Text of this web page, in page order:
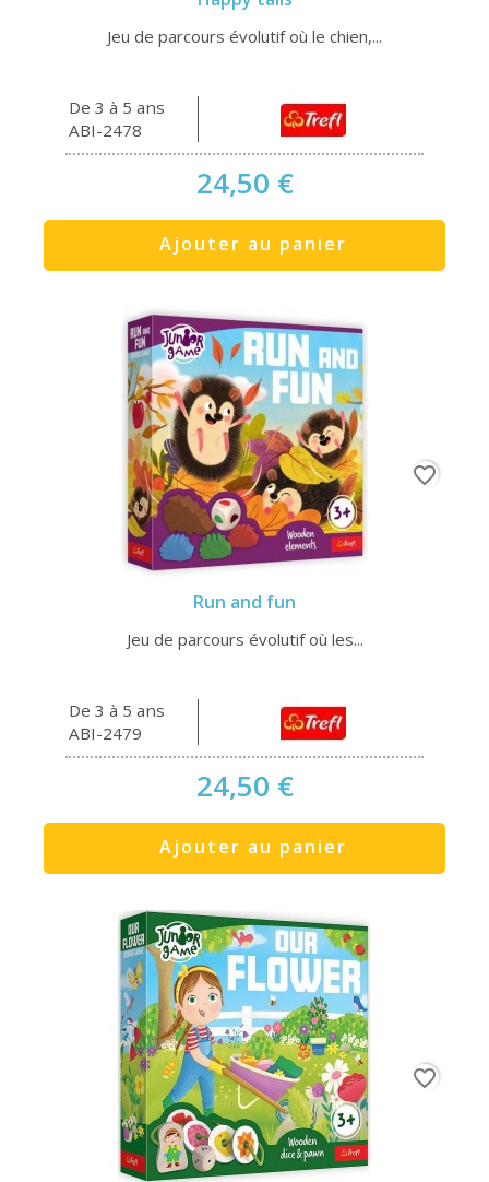
Jeu de parcours évolutif où le chien,...
De 3 à 5 ans
ABI-2478
24,50 €
Ajouter au panier
Run and fun
Jeu de parcours évolutif où les...
De 3 à 5 ans
ABI-2479
24,50 €
Ajouter au panier
favorite_border
favorite_border